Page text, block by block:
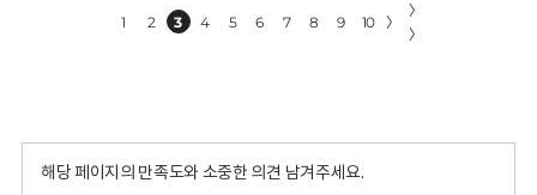
1 2 3 4 5 6 7 8 9 10 〉
〉
〉
해당 페이지의 만족도와 소중한 의견 남겨주세요.